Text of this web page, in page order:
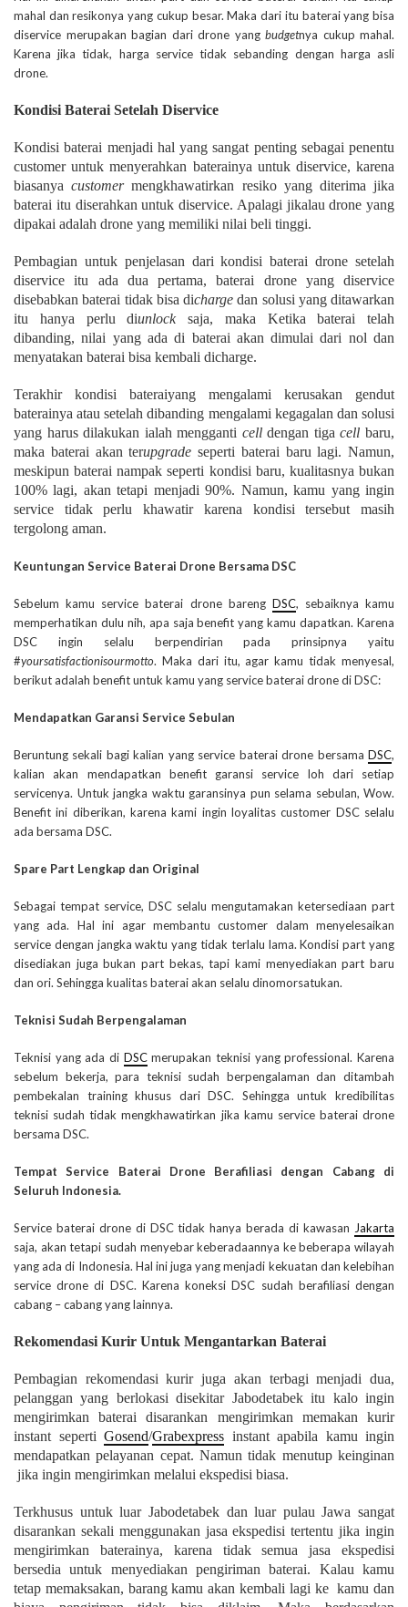
mahal dan resikonya yang cukup besar. Maka dari itu baterai yang bisa
diservice merupakan bagian dari drone yang budgetnya cukup mahal.
Karena jika tidak, harga service tidak sebanding dengan harga asli
drone.
Kondisi Baterai Setelah Diservice
Kondisi baterai menjadi hal yang sangat penting sebagai penentu
customer untuk menyerahkan baterainya untuk diservice, karena
biasanyacustomermengkhawatirkan resiko yang diterima jika
baterai itu diserahkan untuk diservice. Apalagi jikalau drone yang
dipakai adalah drone yang memiliki nilai beli tinggi.
Pembagian untuk penjelasan dari kondisi baterai drone setelah
diservice itu ada dua pertama, baterai drone yang diservice
disebabkan baterai tidak bisa dicharge dan solusi yang ditawarkan
itu hanya perlu diunlocksaja, maka Ketika baterai telah
dibanding, nilai yang ada di baterai akan dimulai dari nol dan
menyatakan baterai bisa kembali dicharge.
Terakhir kondisi bateraiyang mengalami kerusakan gendut
baterainya atau setelah dibanding mengalami kegagalan dan solusi
yang harus dilakukan ialah mengganti celldengan tigacell baru,
maka baterai akan terupgrade seperti baterai baru lagi. Namun,
meskipun baterai nampak seperti kondisi baru, kualitasnya bukan
100% lagi, akan tetapi menjadi 90%. Namun, kamu yang ingin
service tidak perlu khawatir karena kondisi tersebut masih
tergolong aman.
Keuntungan Service Baterai Drone Bersama DSC
Sebelum kamu service baterai drone bareng DSC, sebaiknya kamu
memperhatikan dulu nih, apa saja benefit yang kamu dapatkan. Karena
DSC ingin selalu berpendirian pada prinsipnya yaitu
#yoursatisfactionisourmotto. Maka dari itu, agar kamu tidak menyesal,
berikut adalah benefit untuk kamu yang service baterai drone di DSC:
Mendapatkan Garansi Service Sebulan
Beruntung sekali bagi kalian yang service baterai drone bersama DSC,
kalian akan mendapatkan benefit garansi service loh dari setiap
servicenya. Untuk jangka waktu garansinya pun selama sebulan, Wow.
Benefit ini diberikan, karena kami ingin loyalitas customer DSC selalu
ada bersama DSC.
Spare Part Lengkap dan Original
Sebagai tempat service, DSC selalu mengutamakan ketersediaan part
yang ada. Hal ini agar membantu customer dalam menyelesaikan
service dengan jangka waktu yang tidak terlalu lama. Kondisi part yang
disediakan juga bukan part bekas, tapi kami menyediakan part baru
dan ori. Sehingga kualitas baterai akan selalu dinomorsatukan.
Teknisi Sudah Berpengalaman
Teknisi yang ada di DSCmerupakan teknisi yang professional. Karena
sebelum bekerja, para teknisi sudah berpengalaman dan ditambah
pembekalan training khusus dari DSC. Sehingga untuk kredibilitas
teknisi sudah tidak mengkhawatirkan jika kamu service baterai drone
bersama DSC.
Tempat Service Baterai Drone Berafiliasi dengan Cabang di
Seluruh Indonesia.
Service baterai drone di DSC tidak hanya berada di kawasan Jakarta
saja, akan tetapi sudah menyebar keberadaannya ke beberapa wilayah
yang ada di Indonesia. Hal ini juga yang menjadi kekuatan dan kelebihan
service drone di DSC. Karena koneksi DSC sudah berafiliasi dengan
cabang – cabang yang lainnya.
Rekomendasi Kurir Untuk Mengantarkan Baterai
Pembagian rekomendasi kurir juga akan terbagi menjadi dua,
pelanggan yang berlokasi disekitar Jabodetabek itu kalo ingin
mengirimkan baterai disarankan mengirimkan memakan kurir
instant seperti Gosend/Grabexpress instant apabila kamu ingin
mendapatkan pelayanan cepat. Namun tidak menutup keinginan
jika ingin mengirimkan melalui ekspedisi biasa.
Terkhusus untuk luar Jabodetabek dan luar pulau Jawa sangat
disarankan sekali menggunakan jasa ekspedisi tertentu jika ingin
mengirimkan baterainya, karena tidak semua jasa ekspedisi
bersedia untuk menyediakan pengiriman baterai. Kalau kamu
tetap memaksakan, barang kamu akan kembali lagi ke kamu dan